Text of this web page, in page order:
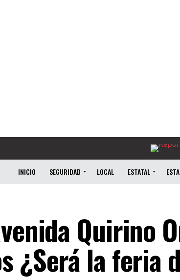
INICIO SEGURIDAD LOCAL ESTATAL
Quirino
¿Será la feria